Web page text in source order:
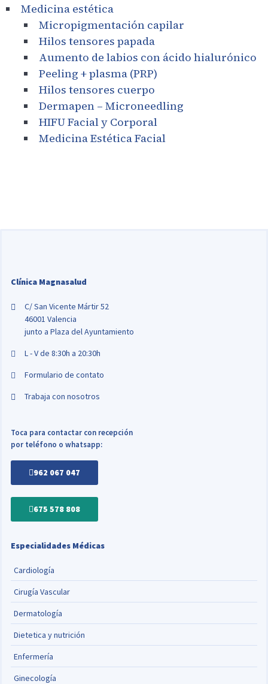
Medicina estética
Micropigmentación capilar
Hilos tensores papada
Aumento de labios con ácido hialurónico
Peeling + plasma (PRP)
Hilos tensores cuerpo
Dermapen – Microneedling
HIFU Facial y Corporal
Medicina Estética Facial
Clínica Magnasalud
C/ San Vicente Mártir 52
46001 Valencia
junto a Plaza del Ayuntamiento
L - V de 8:30h a 20:30h
Formulario de contato
Trabaja con nosotros
Toca para contactar con recepción
por teléfono o whatsapp:
962 067 047
675 578 808
Especialidades Médicas
Cardiología
Cirugía Vascular
Dermatología
Dietetica y nutrición
Enfermería
Ginecología